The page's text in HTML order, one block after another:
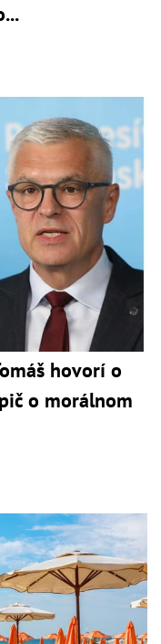
hovorí o
o morálnom